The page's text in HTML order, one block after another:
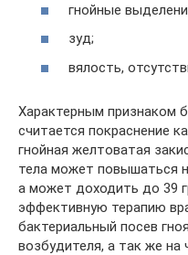
гнойные
зуд;
вялость,
Характерным признаком
считается покраснение
гнойная желтоватая
тела может повышаться
а может доходить до 39
эффективную терапию
бактериальный посев
возбудителя, а так же на